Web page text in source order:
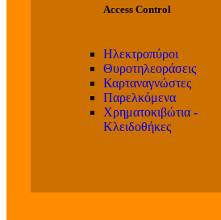
Access Control
Ηλεκτροπύροι
Θυροτηλεοράσεις
Καρταναγνώστες
Παρελκόμενα
Χρηματοκιβώτια -
Κλειδοθήκες